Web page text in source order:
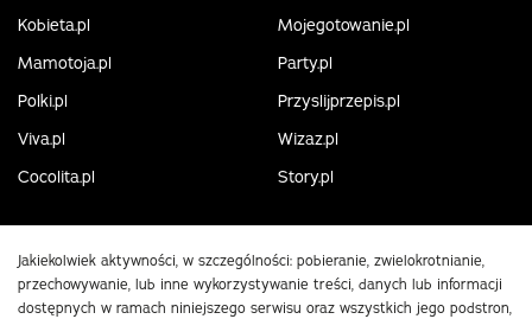
Kobieta.pl
Mojegotowanie.pl
Mamotoja.pl
Party.pl
Polki.pl
Przyslijprzepis.pl
Viva.pl
Wizaz.pl
Cocolita.pl
Story.pl
Jakiekolwiek aktywności, w szczególności: pobieranie, zwielokrotnianie,
przechowywanie, lub inne wykorzystywanie treści, danych lub informacji
dostępnych w ramach niniejszego serwisu oraz wszystkich jego podstron,